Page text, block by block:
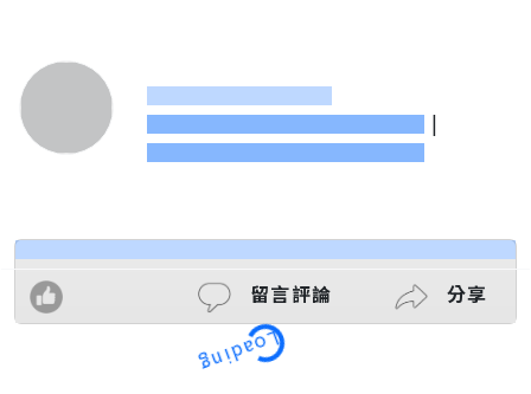
|
留言評論 分享
Loading